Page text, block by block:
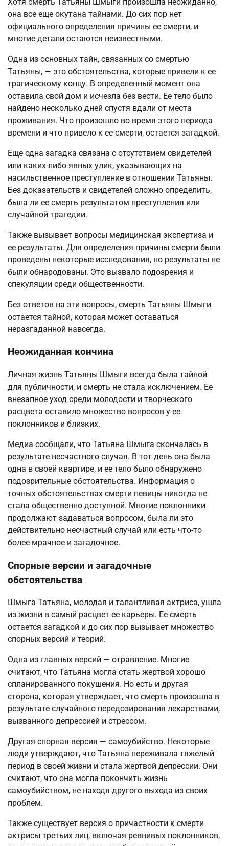
она все еще окутана тайнами. До сих пор нет
официального определения причины ее смерти, и
многие детали остаются неизвестными.
Одна из основных тайн, связанных со смертью
Татьяны, — это обстоятельства, которые привели к ее
трагическому концу. В определенный момент она
оставила свой дом и исчезла без вести. Ее тело было
найдено несколько дней спустя вдали от места
проживания. Что произошло во время этого периода
времени и что привело к ее смерти, остается загадкой.
Еще одна загадка связана с отсутствием свидетелей
или каких-либо явных улик, указывающих на
насильственное преступление в отношении Татьяны.
Без доказательств и свидетелей сложно определить,
была ли ее смерть результатом преступления или
случайной трагедии.
Также вызывает вопросы медицинская экспертиза и
ее результаты. Для определения причины смерти были
проведены некоторые исследования, но результаты не
были обнародованы. Это вызвало подозрения и
спекуляции среди общественности.
Без ответов на эти вопросы, смерть Татьяны Шмыги
остается тайной, которая может оставаться
неразгаданной навсегда.
Неожиданная кончина
Личная жизнь Татьяны Шмыги всегда была тайной
для публичности, и смерть не стала исключением. Ее
внезапное уход среди молодости и творческого
расцвета оставило множество вопросов у ее
поклонников и близких.
Медиа сообщали, что Татьяна Шмыга скончалась в
результате несчастного случая. В тот день она была
одна в своей квартире, и ее тело было обнаружено
подозрительные обстоятельства. Информация о
точных обстоятельствах смерти певицы никогда не
стала общественно доступной. Многие поклонники
продолжают задаваться вопросом, была ли это
действительно несчастный случай или есть что-то
более мрачное и загадочное.
Спорные версии и загадочные
обстоятельства
Шмыга Татьяна, молодая и талантливая актриса, ушла
из жизни в самый расцвет ее карьеры. Ее смерть
остается загадкой и до сих пор вызывает множество
спорных версий и теорий.
Одна из главных версий — отравление. Многие
считают, что Татьяна могла стать жертвой хорошо
спланированного покушения. Но есть и другая
сторона, которая утверждает, что смерть произошла в
результате случайного передозирования лекарствами,
вызванного депрессией и стрессом.
Другая спорная версия — самоубийство. Некоторые
люди утверждают, что Татьяна переживала тяжелый
период в своей жизни и стала жертвой депрессии. Они
считают, что она могла покончить жизнь
самоубийством, не находя другого выхода из своих
проблем.
Также существует версия о причастности к смерти
актрисы третьих лиц, включая ревнивых поклонников,